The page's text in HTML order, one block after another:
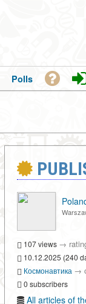
Polls
107 views →
10.12.2025 (240
Космонавтика →
0 subscribers
All articles of